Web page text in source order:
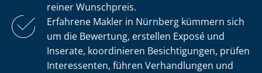
reiner Wunschpreis.
Erfahrene Makler in Nürnberg kümmern sich
um die Bewertung, erstellen Exposé und
Inserate, koordinieren Besichtigungen, prüfen
Interessenten, führen Verhandlungen und